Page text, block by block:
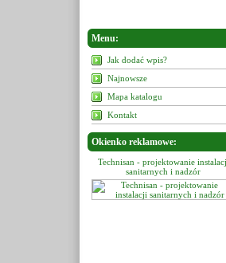
Menu:
Jak dodać wpis?
Najnowsze
Mapa katalogu
Kontakt
Okienko reklamowe:
Technisan - projektowanie
sanitarnych i nadzór